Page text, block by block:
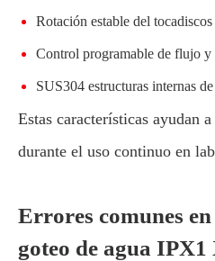
Rotación estable del tocadiscos
Control programable de flujo y
SUS304 estructuras internas
Estas características ayudan
durante el uso continuo en
Errores comunes
goteo de agua IPX1